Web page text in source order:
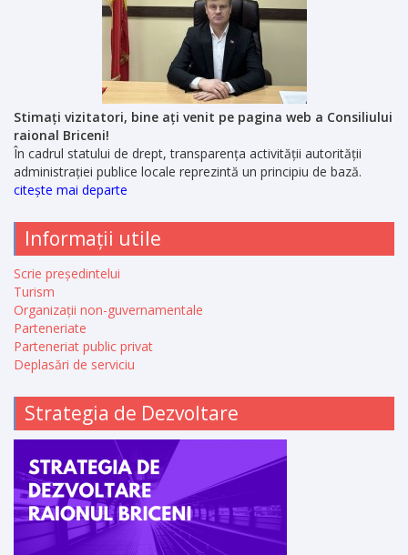
Stimați vizitatori, bine ați venit pe pagina web a Consiliului
raional Briceni!
În cadrul statului de drept, transparența activității autorității
administrației publice locale reprezintă un principiu de bază.
citește mai departe
Informații utile
Scrie președintelui
Turism
Organizații non-guvernamentale
Parteneriate
Parteneriat public privat
Deplasări de serviciu
Strategia de Dezvoltare